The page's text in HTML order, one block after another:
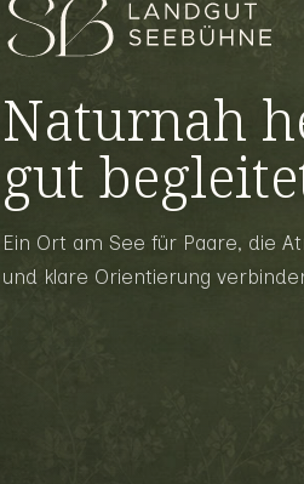
Naturnah
gut
Ein Ort am See für Paare, die
und klare Orientierung